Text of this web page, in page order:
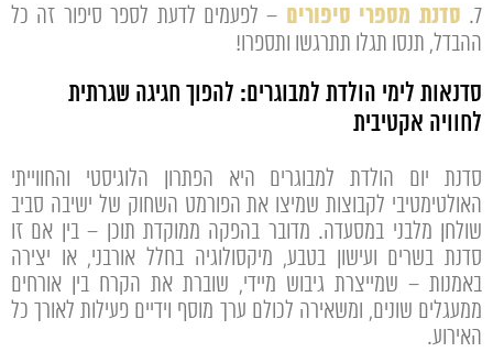
7. סדנת מספרי סיפורים – לפעמים לדעת לספר סיפור זה כל
ההבדל, תנסו תגלו תתרגשו ותספרו!
סדנאות לימי הולדת למבוגרים: להפוך חגיגה שגרתית
לחוויה אקטיבית
סדנת יום הולדת למבוגרים היא הפתרון הלוגיסטי והחווייתי
האולטימטיבי לקבוצות שמיצו את הפורמט השחוק של ישיבה סביב
שולחן מלבני במסעדה. מדובר בהפקה ממוקדת תוכן – בין אם זו
סדנת בשרים ועישון בטבע, מיקסולוגיה בחלל אורבני, או יצירה
באמנות – שמייצרת גיבוש מיידי, שוברת את הקרח בין אורחים
ממעגלים שונים, ומשאירה לכולם ערך מוסף וידיים פעילות לאורך כל
האירוע.